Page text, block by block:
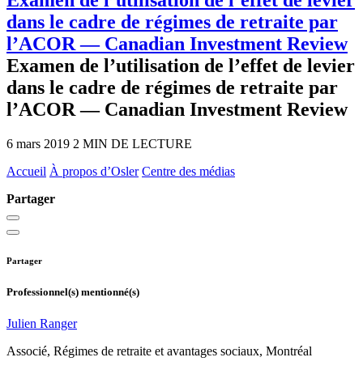
dans le cadre de régimes de retraite par
l’ACOR — Canadian Investment Review
Examen de l’utilisation de l’effet de levier
dans le cadre de régimes de retraite par
l’ACOR — Canadian Investment Review
6 mars 2019 2 MIN DE LECTURE
Accueil À propos d’Osler Centre des médias
Partager
Partager
Professionnel(s) mentionné(s)
Julien Ranger
Associé, Régimes de retraite et avantages sociaux, Montréal